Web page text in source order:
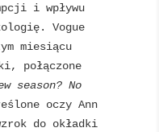
i wpływu
Vogue
miesiącu
połączone
season? No
oczy Ann
do okładki